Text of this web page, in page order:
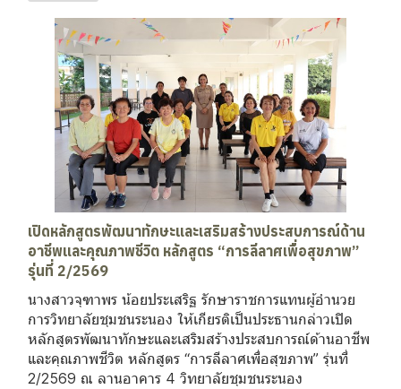
เปิดหลักสูตรพัฒนาทักษะและเสริมสร้างประสบการณ์ด้าน
อาชีพและคุณภาพชีวิต หลักสูตร “การลีลาศเพื่อสุขภาพ”
รุ่นที่ 2/2569
นางสาวจุฑาพร น้อยประเสริฐ รักษาราชการแทนผู้อำนวย
การวิทยาลัยชุมชนระนอง ให้เกียรติเป็นประธานกล่าวเปิด
หลักสูตรพัฒนาทักษะและเสริมสร้างประสบการณ์ด้านอาชีพ
และคุณภาพชีวิต หลักสูตร “การลีลาศเพื่อสุขภาพ” รุ่นที่
2/2569 ณ ลานอาคาร 4 วิทยาลัยชุมชนระนอง